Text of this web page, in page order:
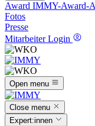
Award IMMY-Award-
Fotos
Presse
Mitarbeiter Login
Open menu
Close menu
Expert:innen